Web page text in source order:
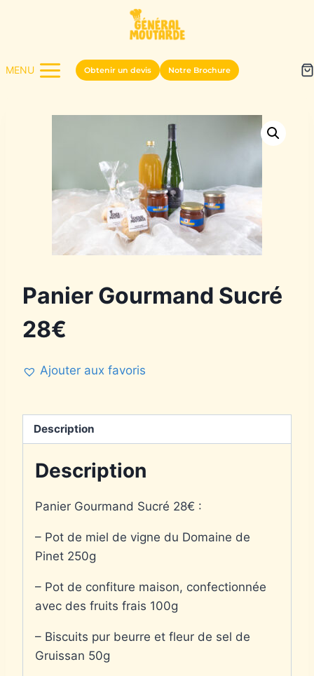
MENU Obtenir un devis Notre Brochure
Panier Gourmand Sucré
28€
Ajouter aux favoris
Description
Description
Panier Gourmand Sucré 28€ :
– Pot de miel de vigne du Domaine de
Pinet 250g
– Pot de confiture maison, confectionnée
avec des fruits frais 100g
– Biscuits pur beurre et fleur de sel de
Gruissan 50g